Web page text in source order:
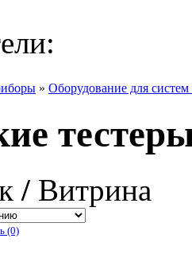
» Оборудование для систем
/ Витрина
(0)